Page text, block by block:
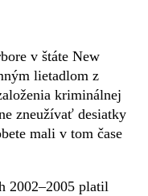
v štáte New
lietadlom z
kriminálnej
zneužívať desiatky
mali v tom čase
2002–2005 platil